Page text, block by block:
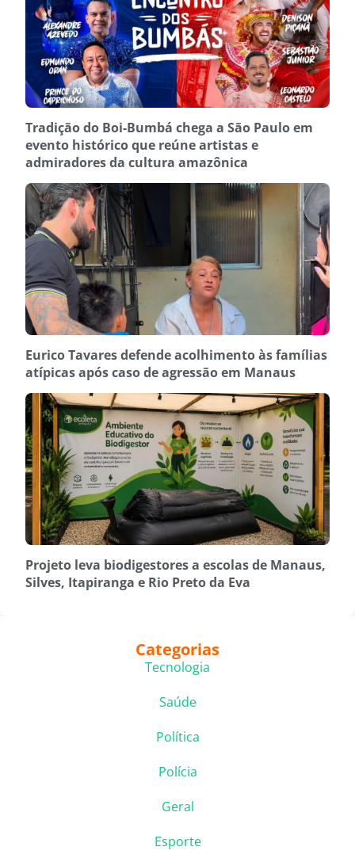
Tradição do Boi-Bumbá chega a São Paulo em
evento histórico que reúne artistas e
admiradores da cultura amazônica
Eurico Tavares defende acolhimento às famílias
atípicas após caso de agressão em Manaus
Projeto leva biodigestores a escolas de Manaus,
Silves, Itapiranga e Rio Preto da Eva
Categorias
Tecnologia
Saúde
Política
Polícia
Geral
Esporte